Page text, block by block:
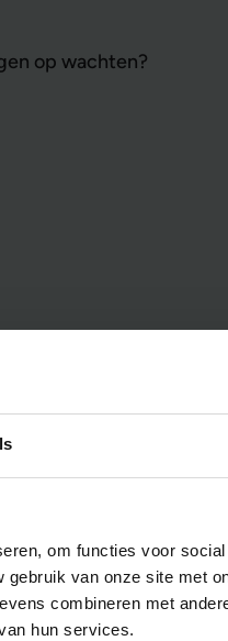
om functies voor
van onze site met
combineren met
hun services.
op wachten?